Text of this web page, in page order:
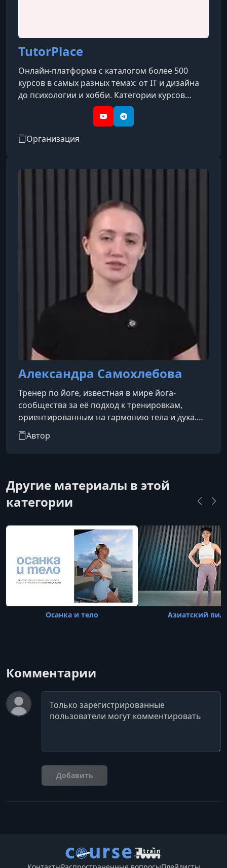
TutorPlace
Онлайн-платформа с каталогом более 500
курсов в самых разных темах: от IT и дизайна
до психологии и хобби. Категории курсов
охватывают такие направления, как IT, бизнес,
дизайн, психология, творчество, блогинг, уход
YouTubeTelegram
Организация
Александра Самохлебова
Тренер по йоге, известная в мире йога-
сообщества за её подход к тренировкам,
ориентированным на гармонию тела и духа.
Она проводит занятия, которые помогают
людям не только улучшить физическую форму,
Автор
Другие материалы в этой
категории
Осанка и тело Азиатский
Комментарии
Комментарий
Добавить